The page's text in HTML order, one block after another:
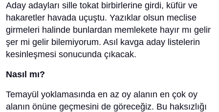
Aday adayları sille tokat birbirlerine girdi, küfür ve
hakaretler havada uçuştu. Yazıklar olsun meclise
girmeleri halinde bunlardan memlekete hayır mı gelir
şer mi gelir bilemiyorum. Asıl kavga aday listelerin
kesinleşmesi sonucunda çıkacak.
Nasıl mı?
Temayül yoklamasında en az oy alanın en çok oy
alanın önüne geçmesini de göreceğiz. Bu haksızlığı